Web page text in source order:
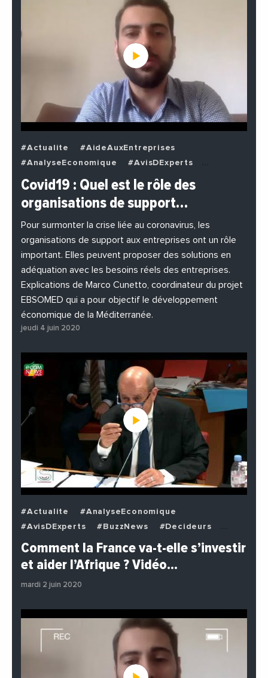
#Actualite
#AideAuxEntreprises
#AnalyseEconomique
#AvisDExperts
#BuzzNews
#Decideurs
#EchangesMediterraneens
#EnDirectDe
#Entreprises
#Institutions
#PhotosEtVideos
Covid19 : Quel est le rôle des
organisations de support…
Pour surmonter la crise liée au coronavirus, les
organisations de support aux entreprises ont un rôle
important. Elles peuvent proposer des solutions en
adéquation avec les besoins réels des entreprises.
Explications de Marco Cunetto, coordinateur du projet
EBSOMED qui a pour objectif le développement
économique de la Méditerranée.
jeudi 4 juin 2020
#Actualite
#AnalyseEconomique
#AvisDExperts
#BuzzNews
#Decideurs
#EchangesMediterraneens
#Economie
#Politique
Comment la France va-t-elle s’investir
et aider l’Afrique ? Vidéo…
mardi 2 juin 2020